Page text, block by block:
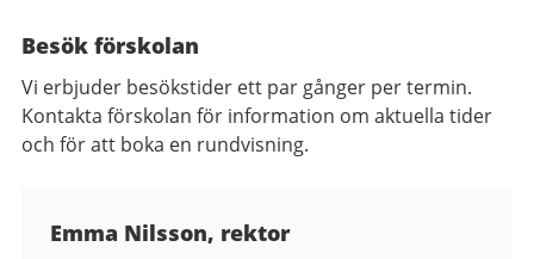
Besök förskolan
Vi erbjuder besökstider ett par gånger per termin.
Kontakta förskolan för information om aktuella tider
och för att boka en rundvisning.
Emma Nilsson, rektor